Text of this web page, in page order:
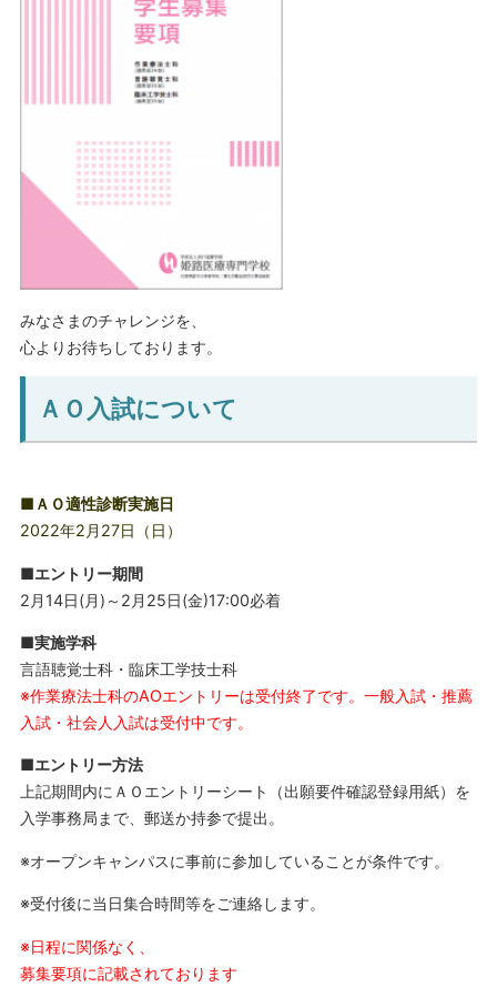
みなさまのチャレンジを、
心よりお待ちしております。
ＡＯ入試について
■ＡＯ適性診断実施日
2022年2月27日（日）
■エントリー期間
2月14日(月)～2月25日(金)17:00必着
■実施学科
言語聴覚士科・臨床工学技士科
※作業療法士科のAOエントリーは受付終了です。一般入試・推薦
入試・社会人入試は受付中です。
■エントリー方法
上記期間内にＡＯエントリーシート（出願要件確認登録用紙）を
入学事務局まで、郵送か持参で提出。
※オープンキャンパスに事前に参加していることが条件です。
※受付後に当日集合時間等をご連絡します。
※日程に関係なく、
募集要項に記載されております